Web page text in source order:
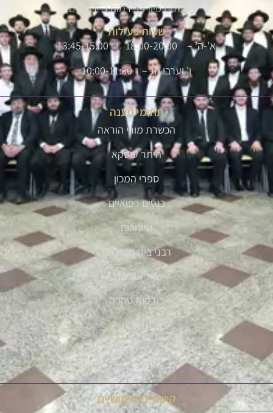
שלום סיון 14, רמות ג' ירושלים
שעות פעילות
א'-ה' – 18:00-20:00 | 13:45-15:00
ו' וערבי חג – 10:00-11:30
תחומי מענה
הכשרת מורי הוראה
היתר עיסקא
ספרי המכון
כנסים רפואיים
שיעורים
רבני בית ההוראה
שאל את הרב
בודקות טהרה
תרומות
צור קשר
קישורים שימושיים